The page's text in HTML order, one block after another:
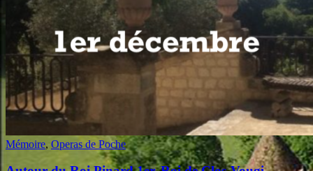
Mémoire, Operas de Poche